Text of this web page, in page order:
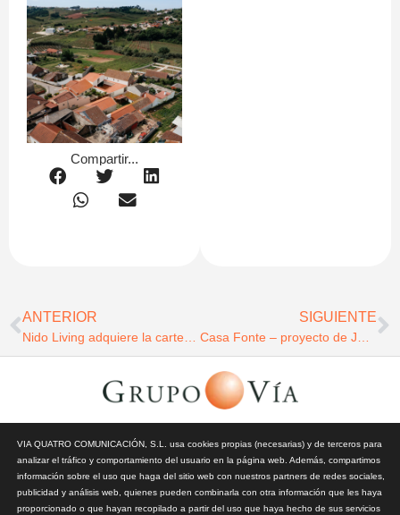
Compartir...
ANTERIOR SIGUIENTE
| Grupo Vía | 2026 |Aviso Legal y Privacidad|Política de
Cookies
VIA QUATRO COMUNICACIÓN, S.L. usa cookies propias (necesarias) y de terceros para
analizar el tráfico y comportamiento del usuario en la página web. Además, compartimos
información sobre el uso que haga del sitio web con nuestros partners de redes sociales,
publicidad y análisis web, quienes pueden combinarla con otra información que les haya
proporcionado o que hayan recopilado a partir del uso que haya hecho de sus servicios